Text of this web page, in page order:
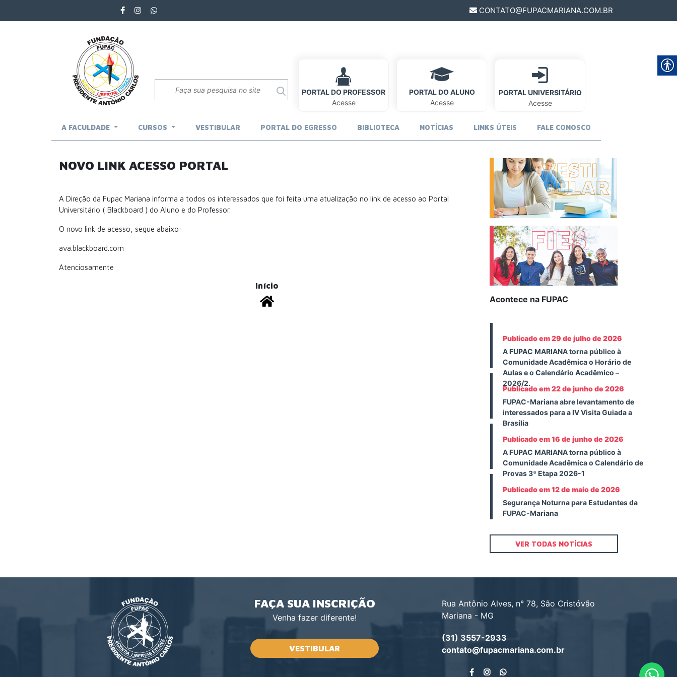
CONTATO@FUPACMARIANA.COM.BR
PORTAL DO PROFESSOR
Acesse
PORTAL DO ALUNO
Acesse
PORTAL UNIVERSITÁRIO
Acesse
A FACULDADE CURSOS VESTIBULAR PORTAL DO EGRESSO BIBLIOTECA NOTÍCIAS LINKS ÚTEIS FALE CONOSCO
NOVO LINK ACESSO PORTAL
A Direção da Fupac Mariana informa a todos os interessados que foi feita uma atualização no link de acesso ao Portal
Universitário ( Blackboard ) do Aluno e do Professor.
O novo link de acesso, segue abaixo:
ava.blackboard.com
Atenciosamente
Início
Acontece na FUPAC
Publicado em 29 de julho de 2026
A FUPAC MARIANA torna público à
Comunidade Acadêmica o Horário de
Aulas e o Calendário Acadêmico –
2026/2.
Publicado em 22 de junho de 2026
FUPAC-Mariana abre levantamento de
interessados para a IV Visita Guiada a
Brasília
Publicado em 16 de junho de 2026
A FUPAC MARIANA torna público à
Comunidade Acadêmica o Calendário de
Provas 3ª Etapa 2026-1
Publicado em 12 de maio de 2026
Segurança Noturna para Estudantes da
FUPAC-Mariana
VER TODAS NOTÍCIAS
FAÇA SUA INSCRIÇÃO
Venha fazer diferente!
VESTIBULAR
Rua Antônio Alves, n° 78, São Cristóvão
Mariana - MG
(31) 3557-2933
contato@fupacmariana.com.br